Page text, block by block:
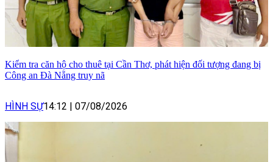
Kiểm tra căn hộ cho thuê tại Cần Thơ, phát hiện đối tượng đang bị
Công an Đà Nẵng truy nã
HÌNH SỰ14:12 | 07/08/2026